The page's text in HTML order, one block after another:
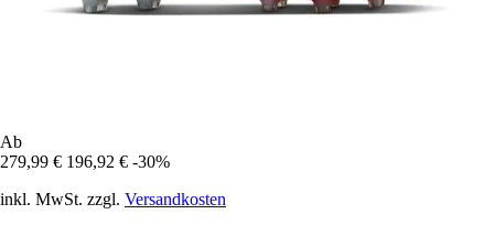
Ab
279,99 € 196,92 € -30%
inkl. MwSt. zzgl. Versandkosten